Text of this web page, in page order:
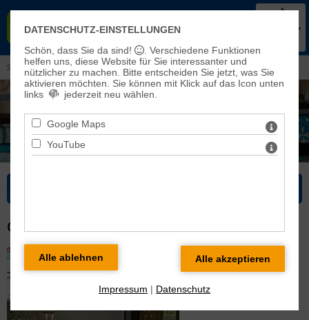
HAUSEN-SONDERSHAUSEN
Sie sind hier: Kirchenmusik > Chöre> Glaubhaft - Band & Chor
GLAUBHAFT - BAND & CHOR
DATENSCHUTZ-EINSTELLUNGEN
Schön, dass Sie da sind!
. Verschiedene Funktionen
helfen uns, diese Website für Sie interessanter und
nützlicher zu machen.
Bitte entscheiden Sie jetzt, was Sie
aktivieren möchten. Sie können mit Klick auf das Icon unten
links
jederzeit neu wählen.
Google Maps
YouTube
Impressum | Datenschutz